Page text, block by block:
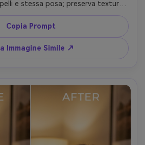
e stessa posa; preserva texture
originale e dettagli
bordi e cuciture, mantenendo i
naturali --ar 4:5
Copia Prompt
Immagine Simile ↗